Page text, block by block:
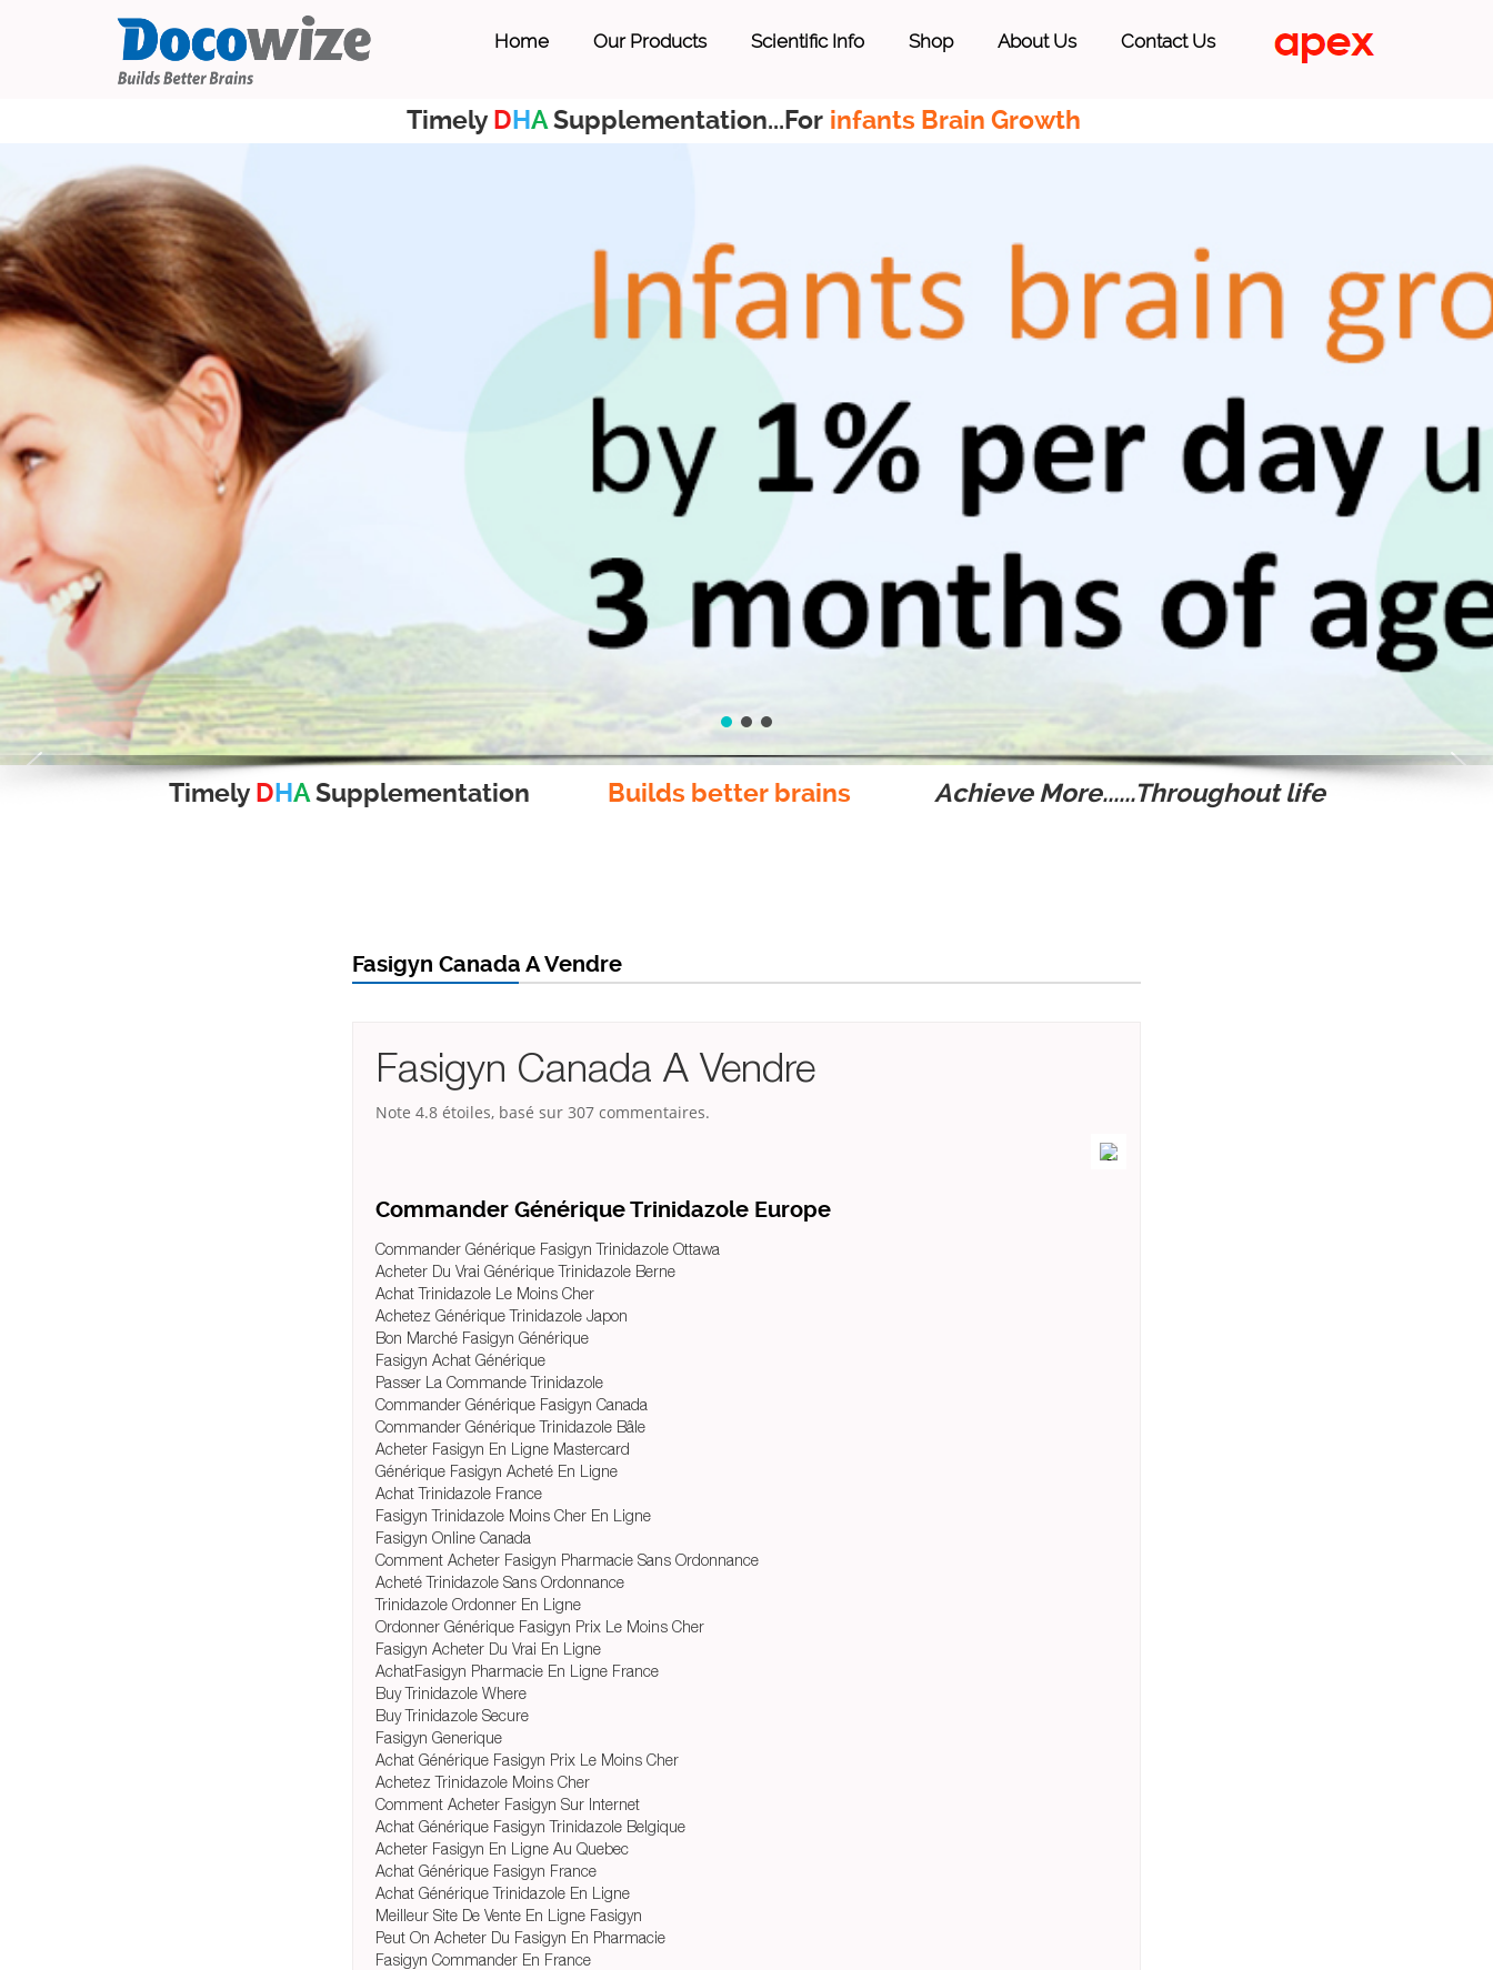
Home Our Products Scientific Info Shop About Us Contact Us
Timely DHASupplementation...For infants Brain Growth
Timely DHASupplementation Builds better brains Achieve More......Throughout life
Fasigyn Canada A Vendre
Fasigyn Canada A Vendre
Note 4.8 étoiles, basé sur 307 commentaires.
Commander Générique Trinidazole Europe
Commander Générique Fasigyn Trinidazole Ottawa
Acheter Du Vrai Générique Trinidazole Berne
Achat Trinidazole Le Moins Cher
Achetez Générique Trinidazole Japon
Bon Marché Fasigyn Générique
Fasigyn Achat Générique
Passer La Commande Trinidazole
Commander Générique Fasigyn Canada
Commander Générique Trinidazole Bâle
Acheter Fasigyn En Ligne Mastercard
Générique Fasigyn Acheté En Ligne
Achat Trinidazole France
Fasigyn Trinidazole Moins Cher En Ligne
Fasigyn Online Canada
Comment Acheter Fasigyn Pharmacie Sans Ordonnance
Acheté Trinidazole Sans Ordonnance
Trinidazole Ordonner En Ligne
Ordonner Générique Fasigyn Prix Le Moins Cher
Fasigyn Acheter Du Vrai En Ligne
AchatFasigyn Pharmacie En Ligne France
Buy Trinidazole Where
Buy Trinidazole Secure
Fasigyn Generique
Achat Générique Fasigyn Prix Le Moins Cher
Achetez Trinidazole Moins Cher
Comment Acheter Fasigyn Sur Internet
Achat Générique Fasigyn Trinidazole Belgique
Acheter Fasigyn En Ligne Au Quebec
Achat Générique Fasigyn France
Achat Générique Trinidazole En Ligne
Meilleur Site De Vente En Ligne Fasigyn
Peut On Acheter Du Fasigyn En Pharmacie
Fasigyn Commander En France